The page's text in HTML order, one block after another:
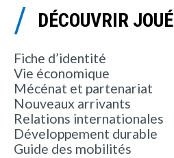
DÉCOUVRIR JOUÉ
Fiche d’identité
Vie économique
Mécénat et partenariat
Nouveaux arrivants
Relations internationales
Développement durable
Guide des mobilités